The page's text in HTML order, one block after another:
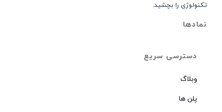
دسترسی سریع
وبلاگ
پلن ها
تکنولوژی را بچشید.
نمادها